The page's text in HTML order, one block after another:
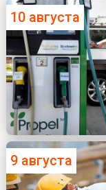
10 августа
9 августа